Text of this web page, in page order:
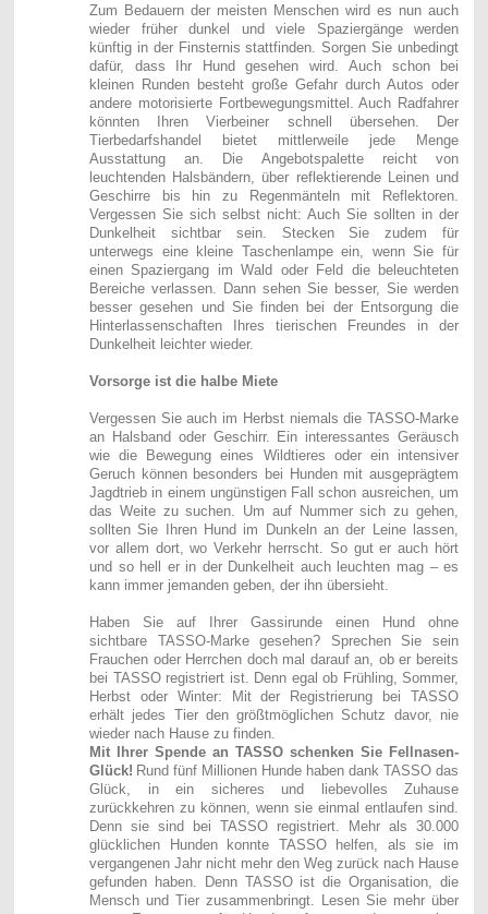
Zum Bedauern der meisten Menschen wird es nun auch
wieder früher dunkel und viele Spaziergänge werden
künftig in der Finsternis stattfinden. Sorgen Sie unbedingt
dafür, dass Ihr Hund gesehen wird. Auch schon bei
kleinen Runden besteht große Gefahr durch Autos oder
andere motorisierte Fortbewegungsmittel. Auch Radfahrer
könnten Ihren Vierbeiner schnell übersehen. Der
Tierbedarfshandel bietet mittlerweile jede Menge
Ausstattung an. Die Angebotspalette reicht von
leuchtenden Halsbändern, über reflektierende Leinen und
Geschirre bis hin zu Regenmänteln mit Reflektoren.
Vergessen Sie sich selbst nicht: Auch Sie sollten in der
Dunkelheit sichtbar sein. Stecken Sie zudem für
unterwegs eine kleine Taschenlampe ein, wenn Sie für
einen Spaziergang im Wald oder Feld die beleuchteten
Bereiche verlassen. Dann sehen Sie besser, Sie werden
besser gesehen und Sie finden bei der Entsorgung die
Hinterlassenschaften Ihres tierischen Freundes in der
Dunkelheit leichter wieder.
Vorsorge ist die halbe Miete
Vergessen Sie auch im Herbst niemals die TASSO-Marke
an Halsband oder Geschirr. Ein interessantes Geräusch
wie die Bewegung eines Wildtieres oder ein intensiver
Geruch können besonders bei Hunden mit ausgeprägtem
Jagdtrieb in einem ungünstigen Fall schon ausreichen, um
das Weite zu suchen. Um auf Nummer sich zu gehen,
sollten Sie Ihren Hund im Dunkeln an der Leine lassen,
vor allem dort, wo Verkehr herrscht. So gut er auch hört
und so hell er in der Dunkelheit auch leuchten mag – es
kann immer jemanden geben, der ihn übersieht.
Haben Sie auf Ihrer Gassirunde einen Hund ohne
sichtbare TASSO-Marke gesehen? Sprechen Sie sein
Frauchen oder Herrchen doch mal darauf an, ob er bereits
bei TASSO registriert ist. Denn egal ob Frühling, Sommer,
Herbst oder Winter: Mit der Registrierung bei TASSO
erhält jedes Tier den größtmöglichen Schutz davor, nie
wieder nach Hause zu finden.
Mit Ihrer Spende an TASSO schenken Sie Fellnasen-
Glück! Rund fünf Millionen Hunde haben dank TASSO das
Glück, in ein sicheres und liebevolles Zuhause
zurückkehren zu können, wenn sie einmal entlaufen sind.
Denn sie sind bei TASSO registriert. Mehr als 30.000
glücklichen Hunden konnte TASSO helfen, als sie im
vergangenen Jahr nicht mehr den Weg zurück nach Hause
gefunden haben. Denn TASSO ist die Organisation, die
Mensch und Tier zusammenbringt. Lesen Sie mehr über